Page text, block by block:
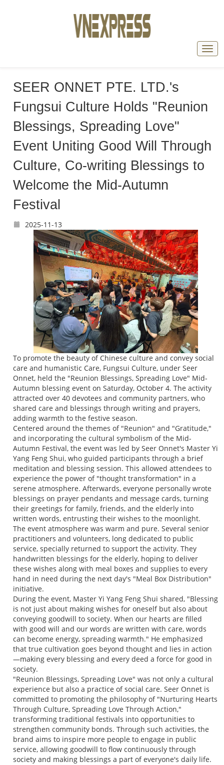
SEER ONNET PTE. LTD.'s
Fungsui Culture Holds "Reunion
Blessings, Spreading Love"
Event Uniting Good Will Through
Culture, Co-writing Blessings to
Welcome the Mid-Autumn
Festival
2025-11-13
To promote the beauty of Chinese culture and convey social
care and humanistic Care, Fungsui Culture, under Seer
Onnet, held the "Reunion Blessings, Spreading Love" Mid-
Autumn blessing event on Saturday, October 4. The activity
attracted over 40 devotees and community partners, who
shared care and blessings through writing and prayers,
adding warmth to the festive season.
Centered around the themes of "Reunion" and "Gratitude,"
and incorporating the cultural symbolism of the Mid-
Autumn Festival, the event was led by Seer Onnet's Master Yi
Yang Feng Shui, who guided participants through a brief
meditation and blessing session. This allowed attendees to
experience the power of "thought transformation" in a
serene atmosphere. Afterwards, everyone personally wrote
blessings on prayer pendants and message cards, turning
their greetings for family, friends, and the elderly into
written words, entrusting their wishes to the moonlight.
The event atmosphere was warm and pure. Several senior
practitioners and volunteers, long dedicated to public
service, specially returned to support the activity. They
handwritten blessings for the elderly, hoping to deliver
these wishes along with meal boxes and supplies to every
hand in need during the next day's "Meal Box Distribution"
initiative.
During the event, Master Yi Yang Feng Shui shared, "Blessing
is not just about making wishes for oneself but also about
conveying goodwill to society. When our hearts are filled
with good will and our words are written with care, words
can become energy, spreading warmth." He emphasized
that true cultivation goes beyond thought and lies in action
—making every blessing and every deed a force for good in
society.
"Reunion Blessings, Spreading Love" was not only a cultural
experience but also a practice of social care. Seer Onnet is
committed to promoting the philosophy of "Nurturing Hearts
Through Culture, Spreading Love Through Action,"
transforming traditional festivals into opportunities to
strengthen community bonds. Through such activities, the
brand aims to inspire more people to engage in public
service, allowing goodwill to flow continuously through
society and making blessings a part of everyone's daily life.